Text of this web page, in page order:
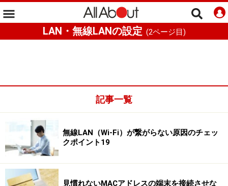
LAN・無線LANの設定 (2ページ目)
記事一覧
無線LAN（Wi-Fi）が繋がらない原因のチェッ
クポイント19
見慣れないMACアドレスの端末を接続させな